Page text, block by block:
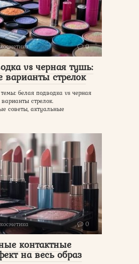
0
vs черная тушь:
стрелок
белая подводка vs черная
стрелок.
советы, актуальные
0
контактные
на весь образ